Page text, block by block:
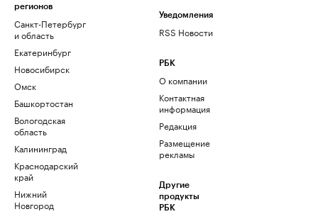
регионов
Санкт-Петербург
и область
Екатеринбург
Новосибирск
Омск
Башкортостан
Вологодская
область
Калининград
Краснодарский
край
Нижний
Новгород
Уведомления
RSS Новости
РБК
О компании
Контактная
информация
Редакция
Размещение
рекламы
Другие
продукты
РБК